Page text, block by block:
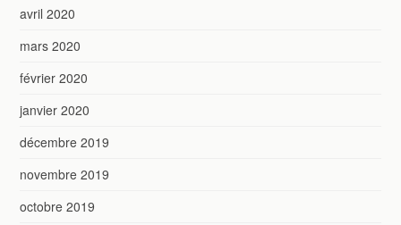
avril 2020
mars 2020
février 2020
janvier 2020
décembre 2019
novembre 2019
octobre 2019